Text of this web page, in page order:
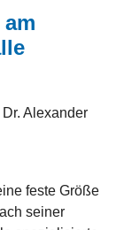
Alexander
feste Größe
seiner